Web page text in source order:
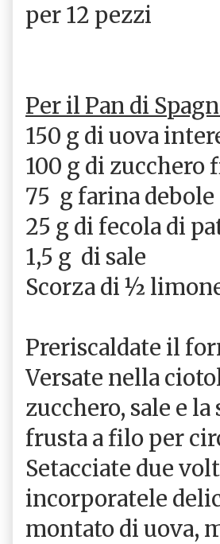
per 12 pezzi
Per il Pan di
150 g di uova
100 g di zucchero
75 g farina debole
25 g di fecola di
1,5 g di sale
Scorza di ½
Preriscaldate il
Versate nella
zucchero, sale e
frusta a filo per
Setacciate due
incorporatele
montato di uova,